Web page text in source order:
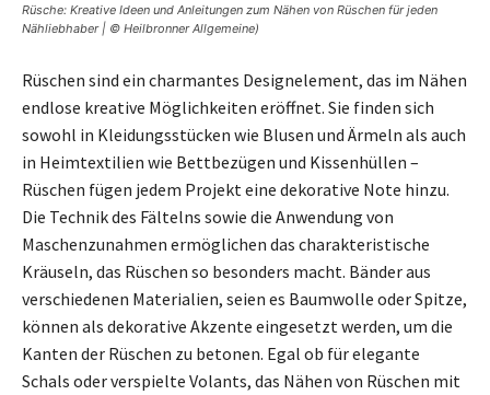
Rüsche: Kreative Ideen und Anleitungen zum Nähen von Rüschen für jeden
Nähliebhaber | © Heilbronner Allgemeine)
Rüschen sind ein charmantes Designelement, das im Nähen
endlose kreative Möglichkeiten eröffnet. Sie finden sich
sowohl in Kleidungsstücken wie Blusen und Ärmeln als auch
in Heimtextilien wie Bettbezügen und Kissenhüllen –
Rüschen fügen jedem Projekt eine dekorative Note hinzu.
Die Technik des Fältelns sowie die Anwendung von
Maschenzunahmen ermöglichen das charakteristische
Kräuseln, das Rüschen so besonders macht. Bänder aus
verschiedenen Materialien, seien es Baumwolle oder Spitze,
können als dekorative Akzente eingesetzt werden, um die
Kanten der Rüschen zu betonen. Egal ob für elegante
Schals oder verspielte Volants, das Nähen von Rüschen mit